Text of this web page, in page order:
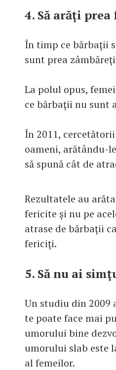
4. Să arăţi
În timp ce bărbaţii
sunt prea
La polul opus,
ce bărbaţii nu sunt
În 2011,
oameni, arătându-
să spună cât de
Rezultatele au
fericite şi nu pe
atrase de bărbaţii
fericiţi.
5. Să nu ai
Un studiu din 2009
te poate face mai
umorului bine
umorului slab este
al femeilor.